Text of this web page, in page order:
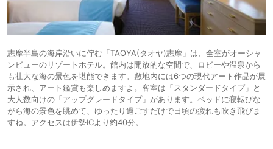
志摩半島の海岸沿いに佇む「TAOYA(タオヤ)志摩」は、全室がオーシャ
ンビューのリゾートホテル。館内は開放的な空間で、ロビーや温泉から
も壮大な海の景色を堪能できます。敷地内には6つの現代アート作品が展
示され、アート鑑賞も楽しめますよ。客室は「スタンダードタイプ」と
大人数向けの「アップグレードタイプ」があります。ベッドに寝転びな
がら海の景色を眺めて、ゆったり過ごすだけで日頃の疲れも吹き飛びま
すね。アクセスは伊勢ICより約40分。